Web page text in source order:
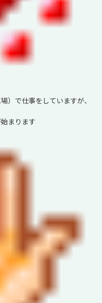
）で仕事をしていますが、
まります